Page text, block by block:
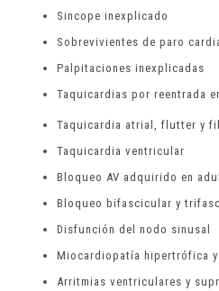
Sincope inexplicado
Sobrevivientes de paro
Palpitaciones inexplicadas
Taquicardias por reentrada
Taquicardia atrial, flutter y
Taquicardia ventricular
Bloqueo AV adquirido en
Bloqueo bifascicular y
Disfunción del nodo sinusal
Miocardiopatía hipertrófica
Arritmias ventriculares y